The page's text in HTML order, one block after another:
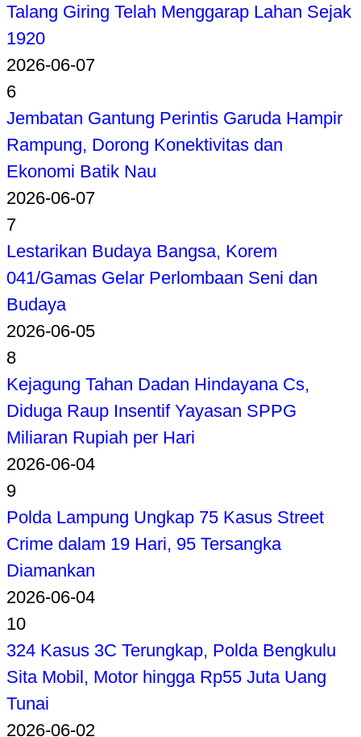
Talang Giring Telah Menggarap Lahan Sejak
1920
2026-06-07
6
Jembatan Gantung Perintis Garuda Hampir
Rampung, Dorong Konektivitas dan
Ekonomi Batik Nau
2026-06-07
7
Lestarikan Budaya Bangsa, Korem
041/Gamas Gelar Perlombaan Seni dan
Budaya
2026-06-05
8
Kejagung Tahan Dadan Hindayana Cs,
Diduga Raup Insentif Yayasan SPPG
Miliaran Rupiah per Hari
2026-06-04
9
Polda Lampung Ungkap 75 Kasus Street
Crime dalam 19 Hari, 95 Tersangka
Diamankan
2026-06-04
10
324 Kasus 3C Terungkap, Polda Bengkulu
Sita Mobil, Motor hingga Rp55 Juta Uang
Tunai
2026-06-02